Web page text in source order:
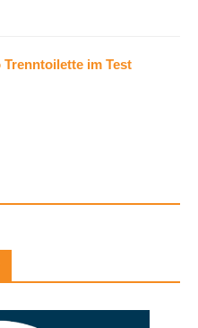
Trenntoilette im Test